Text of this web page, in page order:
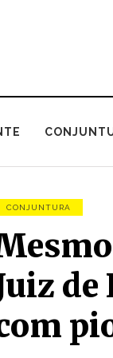
CONJUNTURA
de